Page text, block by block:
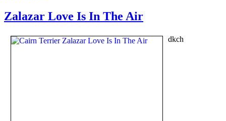
Zalazar Love Is In The Air
dkch